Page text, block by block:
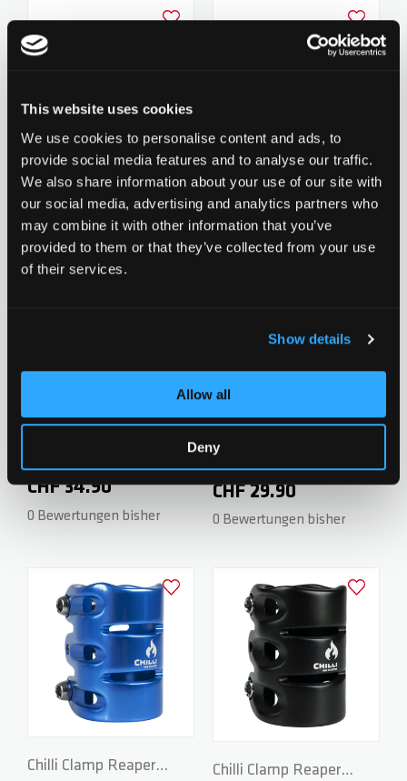
This website uses cookies
We use cookies to personalise content and ads, to
provide social media features and to analyse our traffic.
We also share information about your use of our site with
our social media, advertising and analytics partners who
may combine it with other information that you’ve
provided to them or that they’ve collected from your use
of their services.
Show details
Allow all
Deny
Chilli Clamp Base (S) and
- Blue
CHF 19.90
0 Bewertungen bisher
Zur Wunschliste hinzufügen
Chilli Clamp Base (S) and
Rocky Series - 2-Bolt HIC
- Green
CHF 19.90
0 Bewertungen bisher
Zur
Series - 3-Bolt Spider
HIC - Neochrome
CHF 34.90
0 Bewertungen bisher
Chilli Clamp Reaper
Series - 3-Bolt Spider
HIC - Green
CHF 29.90
0 Bewertungen bisher
Chilli Clamp Reaper
Zur Wunschliste hinzufügen
Chilli Clamp Reaper
Zur